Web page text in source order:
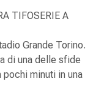
TIFOSERIE A
Grande Torino.
di una delle sfide
pochi minuti in una